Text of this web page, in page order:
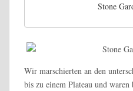
Stone
Wir marschierten an den
bis zu einem Plateau und